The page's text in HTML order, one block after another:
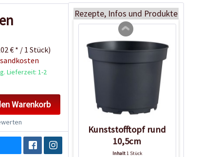
€ * / 1 Stück)
Lieferzeit: 1-2
Warenkorb
Rezepte, Infos und Produkte
Kunststofftopf rund
10,5cm
Inhalt1 Stück